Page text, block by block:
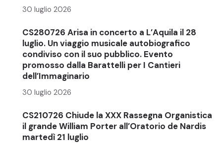
30 luglio 2026
CS280726 Arisa in concerto a L’Aquila il 28
luglio. Un viaggio musicale autobiografico
condiviso con il suo pubblico. Evento
promosso dalla Barattelli per I Cantieri
dell’Immaginario
30 luglio 2026
CS210726 Chiude la XXX Rassegna Organistica
il grande William Porter all’Oratorio de Nardis
martedì 21 luglio